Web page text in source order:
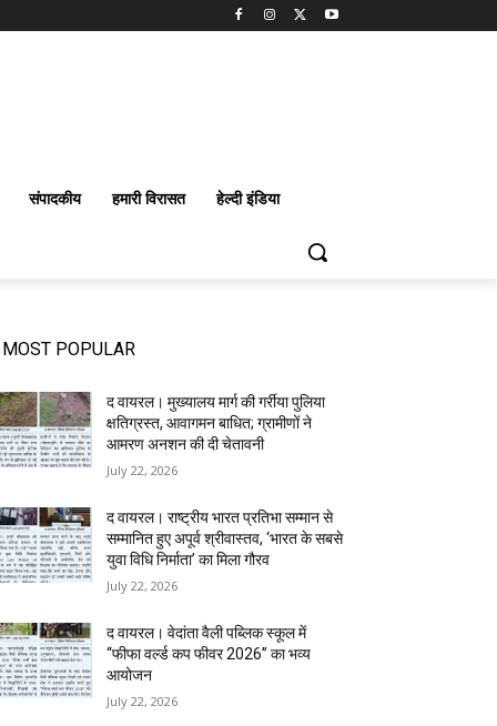
संपादकीय हमारी विरासत हेल्दी इंडिया
MOST POPULAR
द वायरल। मुख्यालय मार्ग की गर्रीया पुलिया
क्षतिग्रस्त, आवागमन बाधित; ग्रामीणों ने
आमरण अनशन की दी चेतावनी
July 22, 2026
द वायरल। राष्ट्रीय भारत प्रतिभा सम्मान से
सम्मानित हुए अपूर्व श्रीवास्तव, ‘भारत के सबसे
युवा विधि निर्माता’ का मिला गौरव
July 22, 2026
द वायरल। वेदांता वैली पब्लिक स्कूल में
“फीफा वर्ल्ड कप फीवर 2026” का भव्य
आयोजन
July 22, 2026